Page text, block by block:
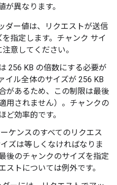
が異なります。
ダー値は、リクエストが送信
指定します。チャンク サイ
意してください。
256 KB の倍数にする必要が
イル全体のサイズが 256 KB
があるため、この制限は最後
用されません）。チャンクの
ど効率的です。
ケンスのすべてのリクエス
ズは等しくなければなりま
後のチャンクのサイズを指定
ストについては例外です。